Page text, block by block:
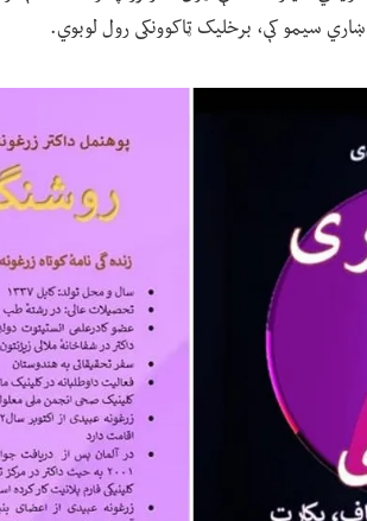
ښاري سیمو کې، برخلیک ټاکوونکی رول لوبوي.